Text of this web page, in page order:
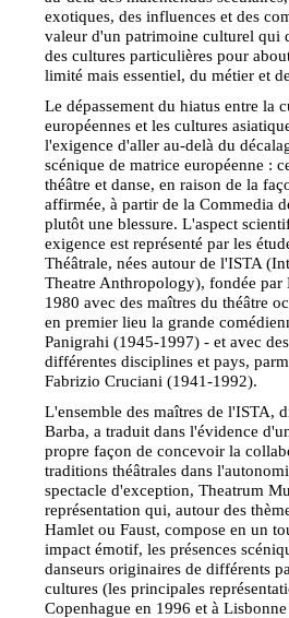
exotiques, des influences et des
valeur d'un patrimoine culturel qui
des cultures particulières pour
limité mais essentiel, du métier et
Le dépassement du hiatus entre la
européennes et les cultures
l'exigence d'aller au-delà du
scénique de matrice européenne :
théâtre et danse, en raison de la
affirmée, à partir de la Commedia
plutôt une blessure. L'aspect
exigence est représenté par les
Théâtrale, nées autour de l'ISTA
Theatre Anthropology), fondée par
1980 avec des maîtres du théâtre
en premier lieu la grande
Panigrahi (1945-1997) - et avec
différentes disciplines et pays,
Fabrizio Cruciani (1941-1992).
L'ensemble des maîtres de l'ISTA,
Barba, a traduit dans l'évidence
propre façon de concevoir la
traditions théâtrales dans
spectacle d'exception, Theatrum
représentation qui, autour des
Hamlet ou Faust, compose en un
impact émotif, les présences
danseurs originaires de différents
cultures (les principales
Copenhague en 1996 et à